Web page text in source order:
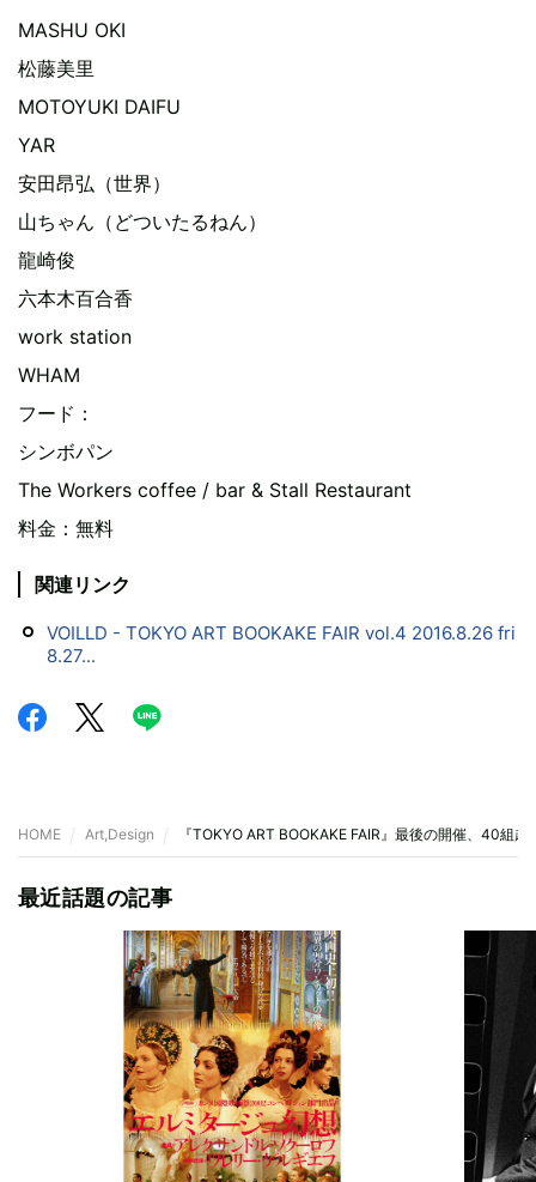
MASHU OKI
松藤美里
MOTOYUKI DAIFU
YAR
安田昂弘（世界）
山ちゃん（どついたるねん）
龍崎俊
六本木百合香
work station
WHAM
フード：
シンボパン
The Workers coffee / bar & Stall Restaurant
料金：無料
関連リンク
VOILLD - TOKYO ART BOOKAKE FAIR vol.4 2016.8.26 fri
8.27...
HOME Art,Design 『TOKYO ART BOOKAKE FAIR』最後の開催、40組超
最近話題の記事